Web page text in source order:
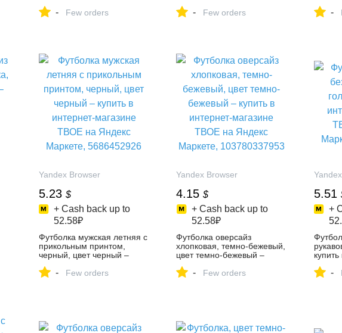
интернет-магазине ТВОЕ
- Few orders
5796462620
- Few orders -
Yandex Browser
5.23 $
+ Cash back up to
52.58₽
Футболка мужская летняя с
прикольным принтом,
черный, цвет черный –
ТВОЕ на Яндекс Маркете,
- Few orders
Yandex Browser
4.15 $
+ Cash back up to
52.58₽
Футболка оверсайз
хлопковая, темно-бежевый,
цвет темно-бежевый –
ТВОЕ на Яндекс Маркете,
- Few orders
5.51
+
-